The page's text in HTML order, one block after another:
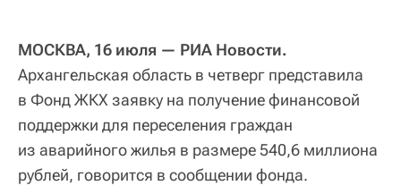
МОСКВА, 16 июля — РИА Новости.
Архангельская область в четверг представила
в Фонд ЖКХ заявку на получение финансовой
поддержки для переселения граждан
из аварийного жилья в размере 540,6 миллиона
рублей, говорится в сообщении фонда.